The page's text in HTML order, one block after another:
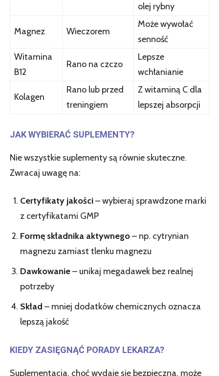
olej rybny
Magnez Wieczorem
Może wywołać
senność
Witamina
B12
Rano na czczo
Lepsze
wchłanianie
Kolagen
Rano lub przed
treningiem
Z witaminą C dla
lepszej absorpcji
JAK WYBIERAĆ SUPLEMENTY?
Nie wszystkie suplementy są równie skuteczne.
Zwracaj uwagę na:
Certyfikaty jakości– wybieraj sprawdzone marki
z certyfikatami GMP
Formę składnika aktywnego– np. cytrynian
magnezu zamiast tlenku magnezu
Dawkowanie– unikaj megadawek bez realnej
potrzeby
Skład – mniej dodatków chemicznych oznacza
lepszą jakość
KIEDY ZASIĘGNĄĆ PORADY LEKARZA?
Suplementacja, choć wydaje się bezpieczna, może